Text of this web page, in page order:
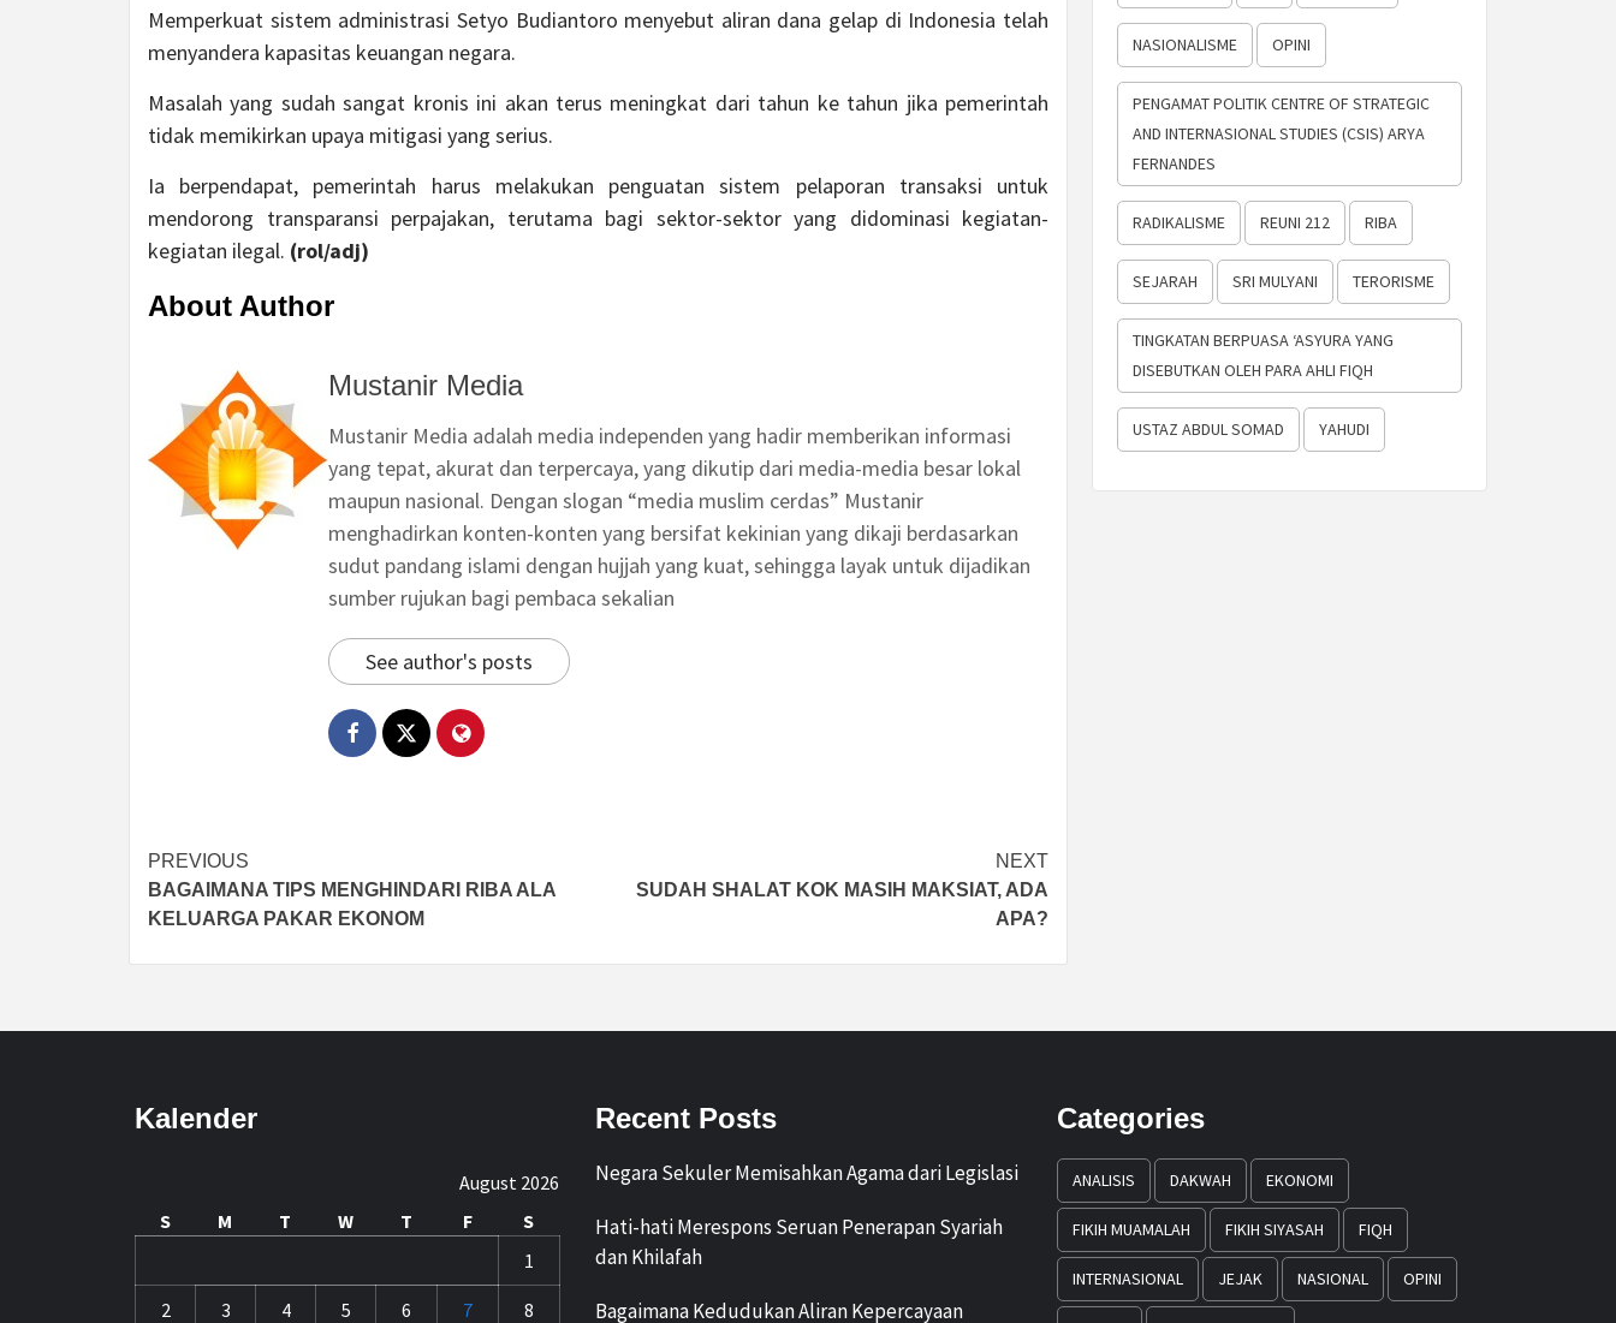
Memperkuat sistem administrasi Setyo Budiantoro menyebut aliran dana gelap di Indonesia telah
menyandera kapasitas keuangan negara.
Masalah yang sudah sangat kronis ini akan terus meningkat dari tahun ke tahun jika pemerintah
tidak memikirkan upaya mitigasi yang serius.
Ia berpendapat, pemerintah harus melakukan penguatan sistem pelaporan transaksi untuk
mendorong transparansi perpajakan, terutama bagi sektor-sektor yang didominasi kegiatan-
kegiatan ilegal. (rol/adj)
About Author
Mustanir Media
Mustanir Media adalah media independen yang hadir memberikan informasi
yang tepat, akurat dan terpercaya, yang dikutip dari media-media besar lokal
maupun nasional. Dengan slogan “media muslim cerdas” Mustanir
menghadirkan konten-konten yang bersifat kekinian yang dikaji berdasarkan
sudut pandang islami dengan hujjah yang kuat, sehingga layak untuk dijadikan
sumber rujukan bagi pembaca sekalian
See author's posts
Post
navigation
PREVIOUS
BAGAIMANA TIPS MENGHINDARI RIBA ALA
KELUARGA PAKAR EKONOM
NEXT
SUDAH SHALAT KOK MASIH MAKSIAT, ADA
APA?
NASIONALISME OPINI
PENGAMAT POLITIK CENTRE OF STRATEGIC
AND INTERNASIONAL STUDIES (CSIS) ARYA
FERNANDES
RADIKALISME REUNI 212 RIBA
SEJARAH SRI MULYANI TERORISME
TINGKATAN BERPUASA ‘ASYURA YANG
DISEBUTKAN OLEH PARA AHLI FIQH
USTAZ ABDUL SOMAD YAHUDI
Kalender
August 2026
S
M T W T F
S
1
2 3 4 5 6 7 8
Recent Posts
Negara Sekuler Memisahkan Agama dari Legislasi
Hati-hati Merespons Seruan Penerapan Syariah
dan Khilafah
Bagaimana Kedudukan Aliran Kepercayaan
Categories
ANALISIS DAKWAH EKONOMI
FIKIH MUAMALAH FIKIH SIYASAH FIQH
INTERNASIONAL JEJAK NASIONAL OPINI